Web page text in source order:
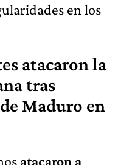
en los
atacaron la
tras
Maduro en
atacaron a